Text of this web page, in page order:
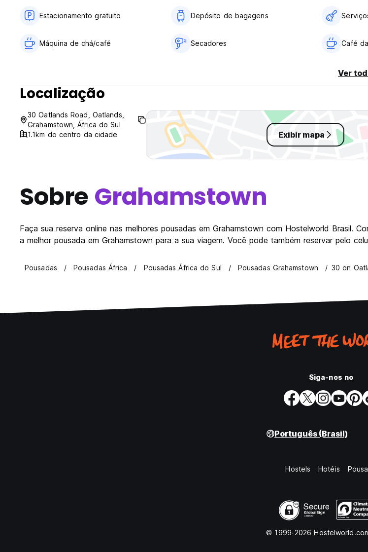
Estacionamento gratuito Depósito de bagagens
Máquina de chá/café Secadores Café
Ver
Localização
30 Oatlands Road, Oatlands,
Grahamstown, África do Sul
1.1km do centro da cidade
Exibir mapa
Sobre Grahamstown
Faça sua reserva online nas melhores pousadas em Grahamstown com Hostelworld Brasil.
a melhor pousada em Grahamstown para a sua viagem. Você pode também reservar pelo
Pousadas Pousadas África Pousadas África do Sul Pousadas Grahamstown 30 on
Siga-nos no
Português (Brasil)
Hostels Hotéis
© 1999-2026